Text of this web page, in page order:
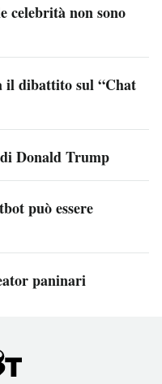
celebrità non sono
il dibattito sul “Chat
Donald Trump
può essere
paninari